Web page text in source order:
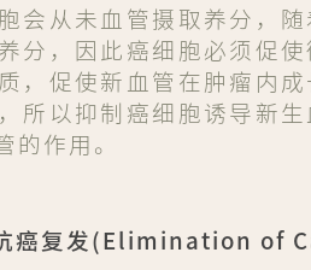
会从未血管摄取养分，
分，因此癌细胞必须促
，促使新血管在肿瘤内
所以抑制癌细胞诱导新
作用。
癌复发(Elimination of